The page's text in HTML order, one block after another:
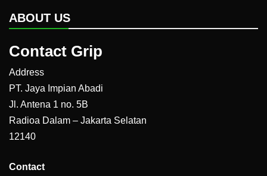
ABOUT US
Contact Grip
Address
PT. Jaya Impian Abadi
Jl. Antena 1 no. 5B
Radioa Dalam – Jakarta Selatan
12140
Contact